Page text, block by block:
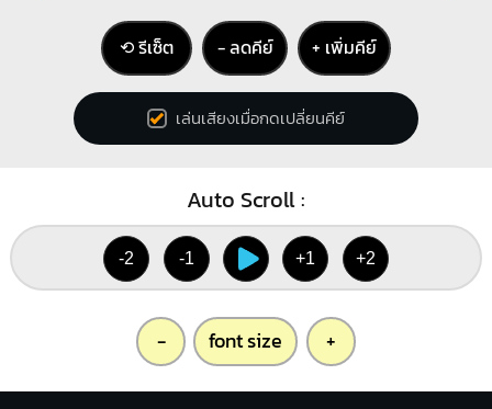
⟲ รีเซ็ต − ลดคีย์ + เพิ่มคีย์
เล่นเสียงเมื่อกดเปลี่ยนคีย์
Auto Scroll :
-2 -1 +1 +2
- font size +